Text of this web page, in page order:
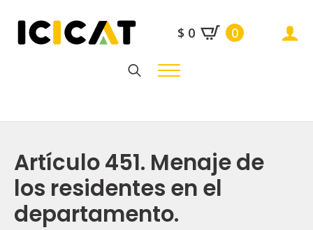
$ 0 0
Artículo 451. Menaje de
los residentes en el
departamento.